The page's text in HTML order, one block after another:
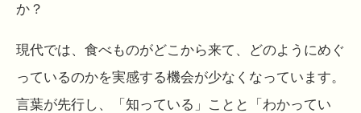
か？
現代では、食べものがどこから来て、どのようにめぐ
っているのかを実感する機会が少なくなっています。
言葉が先行し、「知っている」ことと「わかってい